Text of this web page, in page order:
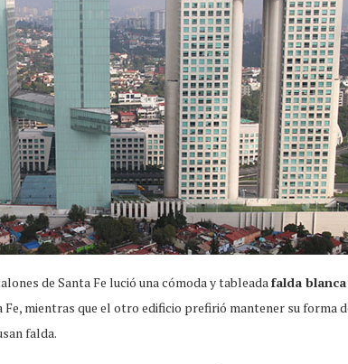
de Santa Fe lució una cómoda y tableadafalda blanca
mientras que el otro edificio prefirió mantener su forma
falda.